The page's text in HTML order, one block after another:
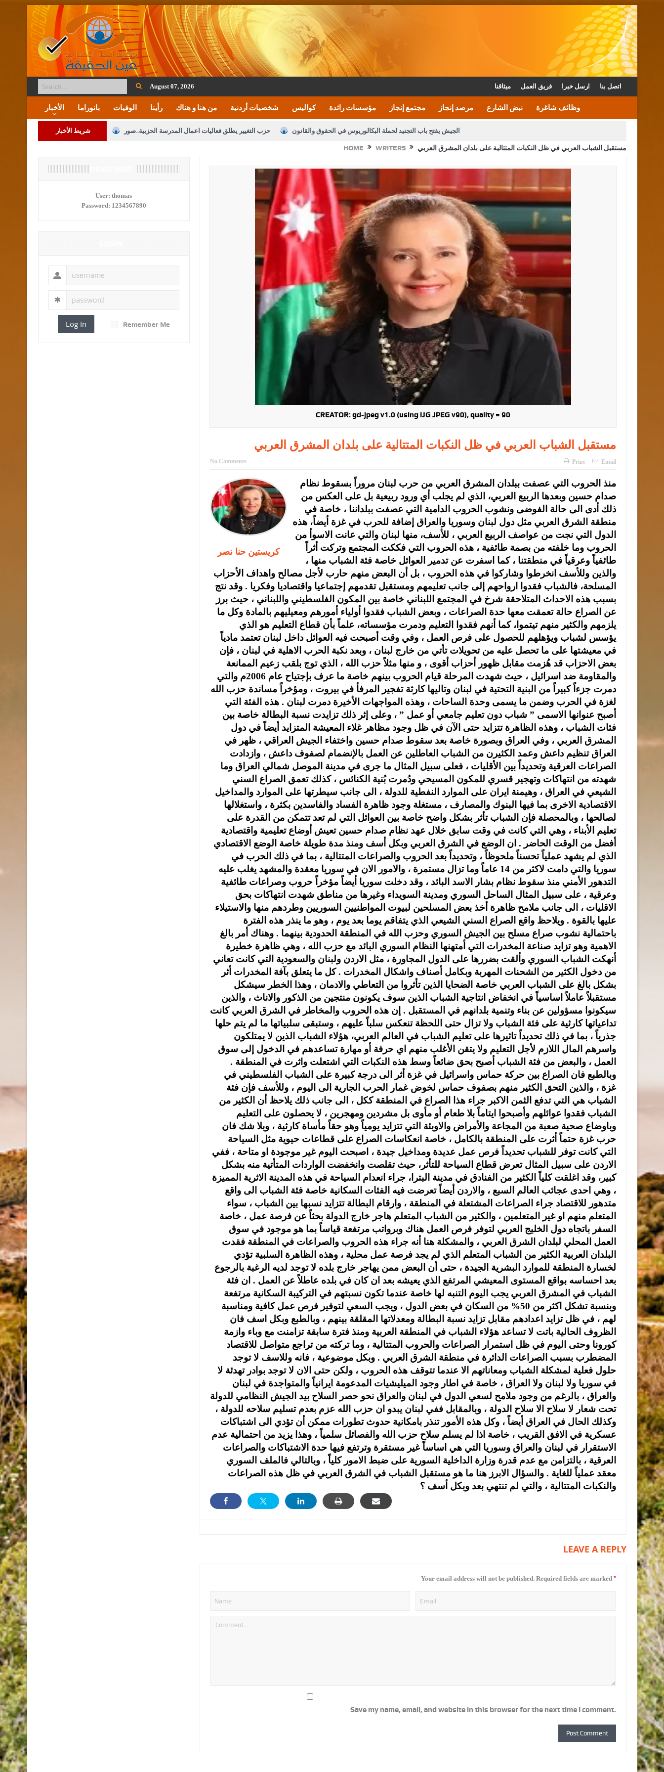
August 07, 2026 ميثاقنا فريق العمل ارسل خبرا اتصل بنا
الأخبار بانوراما الوفيات رأينا من هنا و هناك شخصيات أردنية كواليس مؤسسات رائدة مجتمع إنجاز مرصد إنجاز نبض الشارع وظائف شاغرة
شريط الأخبار حزب التغيير يطلق فعاليات اعمال المدرسة الحزبية..صور الجيش يفتح باب التجنيد لحملة البكالوريوس في الحقوق والقانون
بيان اجتماع عمّان:دعم الوصاية الهاشمية التاريخية على المقدسات الإسلامية والمسيحية الأمن يتلف 16 مليون حبة كبتاجون و1480 كغم مواد مخدرة
النواب يقر مشروع تعديل قانون الملكية العقارية القاضي يلتقي رؤساء تحرير الصحف اليومية ويؤكد حرص مجلس النواب على شراكة فاعلة مع الإعلام
دعوة المكلفين بخدمة العلم (الدفعة الثالثة) إلى مراجعة منصة خدمة العلم الملك يلتقي مجموعة من رفاق السلاح الملك يتلقى اتصالا هاتفيا من العاهل البحريني
القاضي محمود أحمد فريحات.. مبارك ومزيدا من التوفيق
HOME WRITERS مستقبل الشباب العربي في ظل النكبات المتتالية على بلدان المشرق العربي
CREATOR: gd-jpeg v1.0 (using IJG JPEG v90), quality = 90
مستقبل الشباب العربي في ظل النكبات المتتالية على بلدان المشرق العربي
No Comments Print Email
كريستين حنا نصر
منذ الحروب التي عصفت ببلدان المشرق العربي من حرب لبنان مروراً بسقوط نظام
صدام حسين وبعدها الربيع العربي، الذي لم يجلب أي ورود ربيعية بل على العكس من
ذلك أدى الى حالة الفوضى ونشوب الحروب الدامية التي عصفت ببلداننا ، خاصة في
منطقة الشرق العربي مثل دول لبنان وسوريا والعراق إضافة للحرب في غزة أيضاً، هذه
الدول التي نجت من عواصف الربيع العربي ، للأسف، منها لبنان والتي عانت الاسوأ من
الحروب وما خلفته من بصمة طائفية ، هذه الحروب التي فككت المجتمع وتركت أثراً
طائفياً وعرقياً في منطقتنا ، كما اسفرت عن تدمير العوائل خاصة فئة الشباب منها ،
والذين وللأسف انخرطوا وشاركوا في هذه الحروب ، بل أن البعض منهم حارب لأجل مصالح واهداف الأحزاب
المسلحة، فالشباب فقدوا ارواحهم إلى جانب تعليمهم ومستقبل تقدمهم إجتماعيا واقتصاديا وفكريا . وقد نتج
بسبب هذه الاحداث المتلاحقة شرخ في المجتمع اللبناني خاصة بين المكون الفلسطيني واللبناني ، حيث برز
عن الصراع حالة تعمقت معها حدة الصراعات ، وبعض الشباب فقدوا أولياء أمورهم ومعيليهم بالمادة وكل ما
يلزمهم والكثير منهم تيتموا، كما أنهم فقدوا التعليم ودمرت مؤسساته، علماً بأن قطاع التعليم هو الذي
يؤسس لشباب ويؤهلهم للحصول على فرص العمل ، وفي وقت أصبحت فيه العوائل داخل لبنان تعتمد مادياً
في معيشتها على ما تحصل عليه من تحويلات تأتي من خارج لبنان ، وبعد نكبة الحرب الاهلية في لبنان ، فإن
بعض الاحزاب قد هُزمت مقابل ظهور أحزاب أقوى ، و منها مثلاً حزب الله ، الذي توج بلقب زعيم الممانعة
والمقاومة ضد اسرائيل ، حيث شهدت المرحلة قيام الحروب بينهم خاصة ما عرف بإجتياح عام 2006م والتي
دمرت جزءاً كبيراً من البنية التحتية في لبنان وتاليها كارثة تفجير المرفأ في بيروت ، ومؤخراً مساندة حزب الله
لغزة في الحرب وضمن ما يسمى وحدة الساحات ، وهذه المواجهات الأخيرة دمرت لبنان . هذه الفئة التي
أصبح عنوانها الاسمى ” شباب دون تعليم جامعي أو عمل ” ، وعلى إثر ذلك تزايدت نسبة البطالة خاصة بين
فئات الشباب ، وهذه الظاهرة تتزايد حتى الآن في ظل وجود مظاهر غلاء المعيشة المتزايد أيضاً في دول
المشرق العربي ، وفي العراق وبصورة خاصة بعد سقوط صدام حسين واختفاء الجيش العراقي ، ظهر في
العراق تنظيم داعش وعمد الكثيرن من الشباب العاطلين عن العمل بالإنضمام لصفوف داعش ، وازدادت
الصراعات العرقية وتحديداً بين الأقليات ، فعلى سبيل المثال ما جرى في مدينة الموصل شمالي العراق وما
شهدته من انتهاكات وتهجير قسري للمكون المسيحي ودُمرت بُنية الكنائس ، كذلك تعمق الصراع السني
الشيعي في العراق ، وهيمنة ايران على الموارد النفطية للدولة ، الى جانب سيطرتها على الموارد والمداخيل
الاقتصادية الاخرى بما فيها البنوك والمصارف ، مستغلة وجود ظاهرة الفساد والفاسدين بكثرة ، واستغلالها
لصالحها ، وبالمحصلة فإن الشباب تأثر بشكل واضح خاصة بين العوائل التي لم تعد تتمكن من القدرة على
تعليم الأبناء ، وهي التي كانت في وقت سابق خلال عهد نظام صدام حسين تعيش أوضاع تعليمية واقتصادية
أفضل من الوقت الحاضر . ان الوضع في الشرق العربي وبكل أسف ومنذ مدة طويلة خاصة الوضع الاقتصادي
الذي لم يشهد عملياً تحسناً ملحوظاً ، وتحديداً بعد الحروب والصراعات المتتالية ، بما في ذلك الحرب في
سوريا والتي دامت لاكثر من 14 عاماً وما تزال مستمرة ، والامور الان في سوريا معقدة والمشهد يغلب عليه
التدهور الأمني منذ سقوط نظام بشار الاسد البائد ، وقد دخلت سوريا أيضاً مؤخراً حروب وصراعات طائفية
وعرقية ، على سبيل المثال الساحل السوري ومدينة السويداء وغيرها من مناطق شهدت انتهاكات بحق
الاقليات ، الى جانب ملامح ظاهرة أخذ بعض المسلحين لبيوت المواطنيين السوريين وطردهم منها والاستيلاء
عليها بالقوة . ويلاحظ واقع الصراع السني الشيعي الذي يتفاقم يوما بعد يوم ، وهو ما ينذر هذه الفترة
باحتمالية نشوب صراع مسلح بين الجيش السوري وحزب الله في المنطقة الحدودية بينهما . وهناك أمر بالغ
الاهمية وهو تزايد صناعة المخدرات التي أمتهنها النظام السوري البائد مع حزب الله ، وهي ظاهرة خطيرة
أنهكت الشباب السوري وألقت بضررها على الدول المجاورة ، مثل الاردن ولبنان والسعودية التي كانت تعاني
من دخول الكثير من الشحنات المهربة وبكامل أصناف واشكال المخدرات . كل ما يتعلق بآفة المخدرات أثر
بشكل بالغ على الشباب العربي خاصة الضحايا الذين تأثروا من التعاطي والادمان ، وهذا الخطر سيشكل
مستقبلاً عاملاً اساسياً في انخفاض انتاجية الشباب الذين سوف يكونون منتجين من الذكور والاناث ، والذين
سيكونوا مسؤولين عن بناء وتنمية بلدانهم في المستقبل . إن هذه الحروب والمخاطر في الشرق العربي كانت
تداعياتها كارثية على فئة الشباب ولا تزال حتى اللحظة تنعكس سلباً عليهم ، وستبقى سلبياتها ما لم يتم حلها
جذرياً ، بما في ذلك تحديداً تاثيرها على تعليم الشباب في العالم العربي، هؤلاء الشباب الذين لا يمتلكون
واسرهم المال اللازم لأجل التعليم ولا يتقن الأغلب منهم اي حرفة أو مهارة تساعدهم في الدخول إلى سوق
العمل ، والبعض من فئة الشباب أصبح بحق ضائعاً وسط هذه النكبات التي اشتعلت واثرت في المنطقة .
وبالطبع فان الصراع بين حركة حماس واسرائيل في غزة أثر الى درجة كبيرة على الشباب الفلسطيني في
غزة ، والذين التحق الكثير منهم بصفوف حماس لخوض غمار الحرب الجارية الى اليوم ، وللأسف فإن فئة
الشباب هي التي تدفع الثمن الاكبر جراء هذا الصراع في المنطقة ككل ، الى جانب ذلك يلاحظ أن الكثير من
الشباب فقدوا عوائلهم وأصبحوا ايتاماً بلا طعام أو مأوى بل مشردين ومهجرين ، لا يحصلون على التعليم
وباوضاع صحية صعبة من المجاعة والأمراض والاوبئة التي تتزايد يومياً وهو حقاً مأساة كارثية ، وبلا شك فان
حرب غزة حتماً أثرت على المنطقة بالكامل ، خاصة انعكاسات الصراع على قطاعات حيوية مثل السياحة
التي كانت توفر للشباب تحديداً فرص عمل عديدة ومداخيل جيدة ، اصبحت اليوم غير موجودة او متاحة ، ففي
الاردن على سبيل المثال تعرض قطاع السياحة للتأثر، حيث تقلصت وانخفضت الواردات المتأتية منه بشكل
كبير، وقد اغلقت كلياً الكثير من الفنادق في مدينة البترا، جراء انعدام السياحة في هذه المدينة الاثرية المميزة
، وهي احدى عجائب العالم السبع ، والاردن أيضاً تعرضت فيه الفئات السكانية خاصة فئة الشباب الى واقع
متدهور للاقتصاد جراء الصراعات المشتعلة في المنطقة ، وارقام البطالة تتزايد نسبها بين الشباب ، سواء
المتعلم منهم او غير المتعلمين ، والكثير من الشباب المتعلم هاجر خارج الدولة بحثاً عن فرصة عمل ، خاصة
السفر باتجاه دول الخليج العربي لتوفر فرص العمل هناك وبرواتب مرتفعة قياساً بما هو موجود في سوق
العمل المحلي لبلدان الشرق العربي ، والمشكلة هنا أنه جراء هذه الحروب والصراعات في المنطقة فقدت
البلدان العربية الكثير من الشباب المتعلم الذي لم يجد فرصة عمل محلية ، وهذه الظاهرة السلبية تؤدي
لخسارة المنطقة للموارد البشرية الجيدة ، حتى أن البعض ممن يهاجر خارج بلده لا توجد لديه الرغبة بالرجوع
بعد احساسه بواقع المستوى المعيشي المرتفع الذي يعيشه بعد ان كان في بلده عاطلاً عن العمل . ان فئة
الشباب في المشرق العربي يجب اليوم التنبه لها خاصة عندما تكون نسبتهم في التركيبة السكانية مرتفعة
وبنسبة تشكل اكثر من 50% من السكان في بعض الدول ، ويجب السعي لتوفير فرص عمل كافية ومناسبة
لهم ، في ظل تزايد اعدادهم مقابل تزايد نسبة البطالة ومعدلاتها المقلقة بينهم ، وبالطبع وبكل اسف فان
الظروف الحالية باتت لا تساعد هؤلاء الشباب في المنطقة العربية ومنذ فترة سابقة تزامنت مع وباء وازمة
كورونا وحتى اليوم في ظل استمرار الصراعات والحروب المتتالية ، وما تركته من تراجع متواصل للاقتصاد
المضطرب بسبب الصراعات الدائرة في منطقة الشرق العربي . وبكل موضوعية ، فانه وللاسف لا توجد
حلول فعلية لمشكلة الشباب ومعاناتهم الا عندما تتوقف هذه الحروب ، ولكن حتى الان لا توجد بوادر تهدئة لا
في سوريا ولا لبنان ولا العراق ، خاصة في اطار وجود الميليشيات المدعومة ايرانياً والمتواجدة في لبنان
والعراق ، بالرغم من وجود ملامح لسعي الدول في لبنان والعراق نحو حصر السلاح بيد الجيش النظامي للدولة
تحت شعار لا سلاح الا سلاح الدولة ، وبالمقابل ففي لبنان يبدو ان حزب الله عزم بعدم تسليم سلاحه للدولة ،
وكذلك الحال في العراق أيضاً ، وكل هذه الأمور تنذر بامكانية حدوث تطورات ممكن أن تؤدي الى اشتباكات
عسكرية في الافق القريب ، خاصة اذا لم يسلم سلاح حزب الله والفصائل سلمياً ، وهذا يزيد من احتمالية عدم
الاستقرار في لبنان والعراق وسوريا التي هي اساساً غير مستقرة وترتفع فيها حدة الاشتباكات والصراعات
العرقية ، بالتزامن مع عدم قدرة وزارة الداخلية السورية على ضبط الامور كلياً ، وبالتالي فالملف السوري
معقد عملياً للغاية . والسؤال الابرز هنا ما هو مستقبل الشباب في الشرق العربي في ظل هذه الصراعات
والنكبات المتتالية ، والتي لم تنتهي بعد وبكل أسف ؟
LEAVE A REPLY
Your email address will not be published. Required fields are marked *
Save my name, email, and website in this browser for the next time I comment.
User: thomas
Password: 1234567890
Log In Remember Me